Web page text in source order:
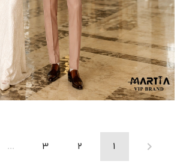
مشاهده ست کامل
1
2
3
...